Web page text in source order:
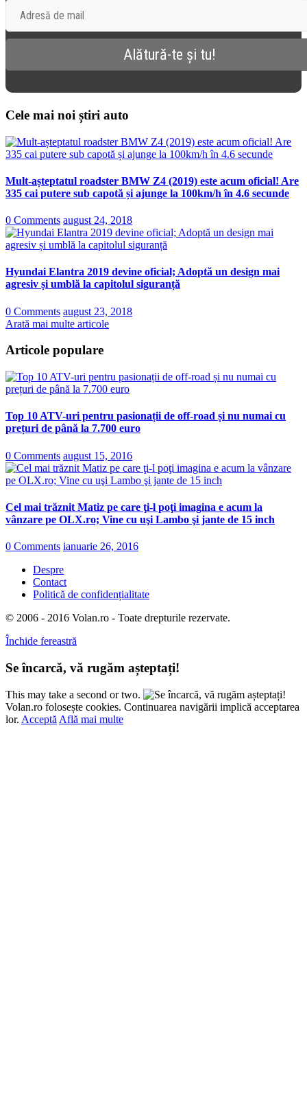
Cele mai noi știri auto
Mult-așteptatul roadster BMW Z4 (2019) este acum oficial! Are
335 cai putere sub capotă și ajunge la 100km/h în 4.6 secunde
0 Comments august 24, 2018
Hyundai Elantra 2019 devine oficial; Adoptă un design mai
agresiv și umblă la capitolul siguranță
0 Comments august 23, 2018
Arată mai multe articole
Articole populare
Top 10 ATV-uri pentru pasionații de off-road și nu numai cu
prețuri de până la 7.700 euro
0 Comments august 15, 2016
Cel mai trăznit Matiz pe care ţi-l poţi imagina e acum la
vânzare pe OLX.ro; Vine cu uşi Lambo şi jante de 15 inch
0 Comments ianuarie 26, 2016
Despre
Contact
Politică de confidențialitate
© 2006 - 2016 Volan.ro - Toate drepturile rezervate.
Închide fereastră
Se încarcă, vă rugăm așteptați!
This may take a second or two.
Volan.ro folosește cookies. Continuarea navigării implică acceptarea
lor. Acceptă Află mai multe